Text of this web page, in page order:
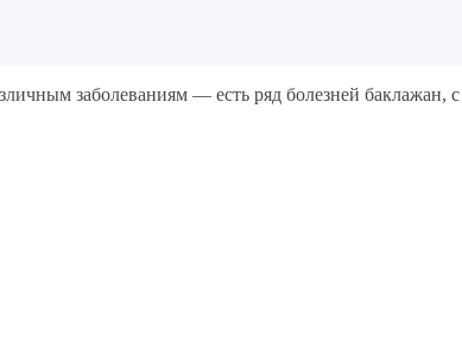
заболеваниям — есть ряд болезней баклажан, с